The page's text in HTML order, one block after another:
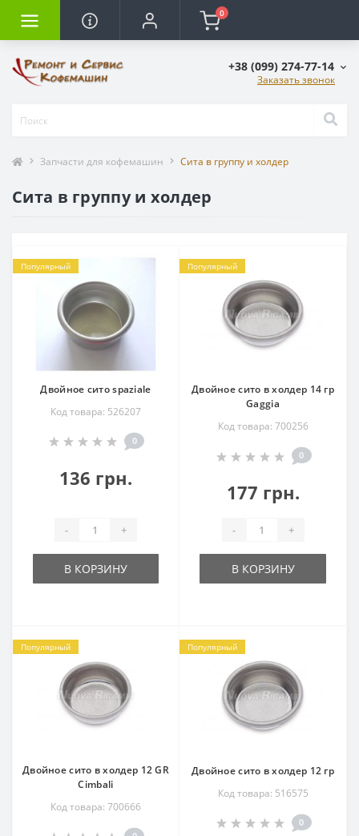
0
+38 (099) 274-77-14
Заказать звонок
Запчасти для кофемашин Сита в группу и холдер
Сита в группу и холдер
Популярный
Двойное сито spaziale
Код товара: 526207
0
136 грн.
- +
В КОРЗИНУ
Популярный
Двойное сито в холдер 14 гр
Gaggia
Код товара: 700256
0
177 грн.
- +
В КОРЗИНУ
Популярный
Двойное сито в холдер 12 GR
Cimbali
Код товара: 700666
Популярный
Двойное сито в холдер 12 гр
Код товара: 516575
0